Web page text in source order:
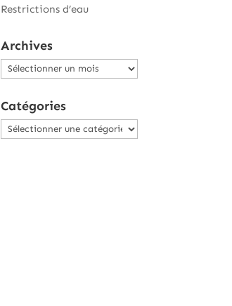
Restrictions d’eau
Archives
Archives
Catégories
Catégories